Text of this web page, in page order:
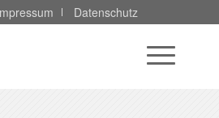
Datenschutz